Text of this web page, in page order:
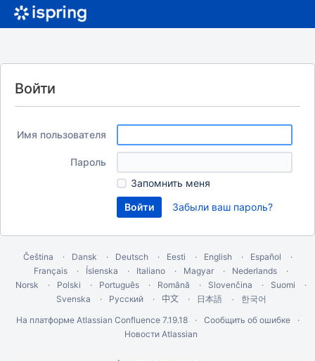
Войти
Имя пользователя
Пароль
Запомнить меня
Забыли ваш пароль?
Čeština Dansk Deutsch Eesti English
Español
Français
Íslenska Italiano Magyar
Nederlands
Norsk
Polski Português Română Slovenčina
Suomi
Svenska
Русский 中文 日本語
한국어
На платформе Atlassian Confluence 7.19.18
Сообщить об ошибке
Новости Atlassian